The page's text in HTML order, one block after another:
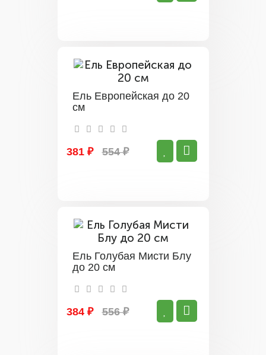
Ель Европейская до 20
см
381 ₽ 554 ₽
Ель Голубая Мисти Блу
до 20 см
384 ₽ 556 ₽